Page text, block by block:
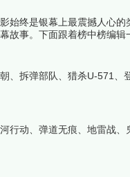
始终是银幕上最震撼人心的
故事。下面跟着榜中榜编辑
、拆弹部队、猎杀U-571、
行动、弹道无痕、地雷战、